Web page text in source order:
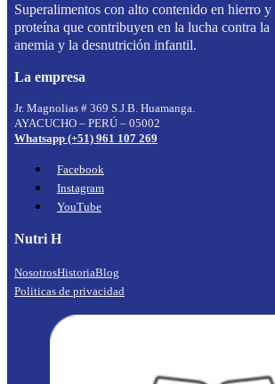
Superalimentos con alto contenido en hierro y
proteína que contribuyen en la lucha contra la
anemia y la desnutrición infantil.
La empresa
Jr. Magnolias # 369 S.J.B. Huamanga.
AYACUCHO – PERÚ – 05002
Whatsapp (+51) 961 107 269
Facebook
Instagram
YouTube
Nutri H
NosotrosHistoriaBlog
Politicas de privacidad